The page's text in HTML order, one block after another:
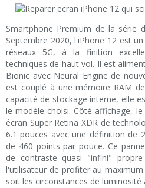
Smartphone Premium de la série
Septembre 2020, l'iPhone 12 est
réseaux 5G, à la finition
techniques de haut vol. Il est
Bionic avec Neural Engine de
est couplé à une mémoire RAM
capacité de stockage interne, elle
le modèle choisi. Côté affichage,
écran Super Retina XDR de
6.1 pouces avec une définition de
de 460 points par pouce. Ce
de contraste quasi "infini"
l'utilisateur de profiter au
soit les circonstances de luminosité